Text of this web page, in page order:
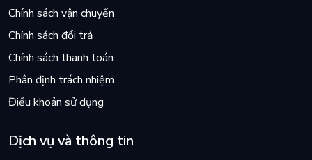
Chính sách vận chuyển
Chính sách đổi trả
Chính sách thanh toán
Phân định trách nhiệm
Điều khoản sử dụng
Dịch vụ và thông tin